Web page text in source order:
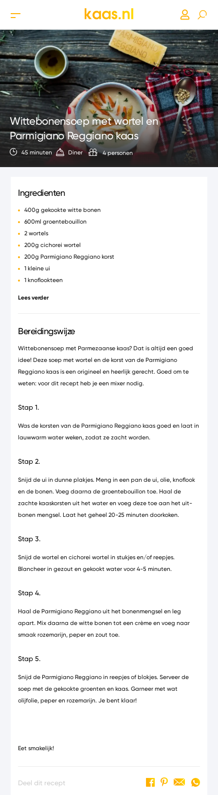
Wittebonensoep met wortel en
Parmigiano Reggiano kaas
45 minuten Diner 4 personen
Ingredienten
400g gekookte witte bonen
600ml groentebouillon
2 wortels
200g cichorei wortel
200g Parmigiano Reggiano korst
1 kleine ui
1 knoflookteen
Lees verder
Bereidingswijze
Wittebonensoep met Parmezaanse kaas? Dat is altijd een goed
idee! Deze soep met wortel en de korst van de Parmigiano
Reggiano kaas is een origineel en heerlijk gerecht. Goed om te
weten: voor dit recept heb je een mixer nodig.
Stap 1.
Was de korsten van de Parmigiano Reggiano kaas goed en laat in
lauwwarm water weken, zodat ze zacht worden.
Stap 2.
Snijd de ui in dunne plakjes. Meng in een pan de ui, olie, knoflook
en de bonen. Voeg daarna de groentebouillon toe. Haal de
zachte kaaskorsten uit het water en voeg deze toe aan het uit-
bonen mengsel. Laat het geheel 20-25 minuten doorkoken.
Stap 3.
Snijd de wortel en cichorei wortel in stukjes en/of reepjes.
Blancheer in gezout en gekookt water voor 4-5 minuten.
Stap 4.
Haal de Parmigiano Reggiano uit het bonenmengsel en leg
apart. Mix daarna de witte bonen tot een crème en voeg naar
smaak rozemarijn, peper en zout toe.
Stap 5.
Snijd de Parmigiano Reggiano in reepjes of blokjes. Serveer de
soep met de gekookte groenten en kaas. Garneer met wat
olijfolie, peper en rozemarijn. Je bent klaar!
Eet smakelijk!
Deel dit recept